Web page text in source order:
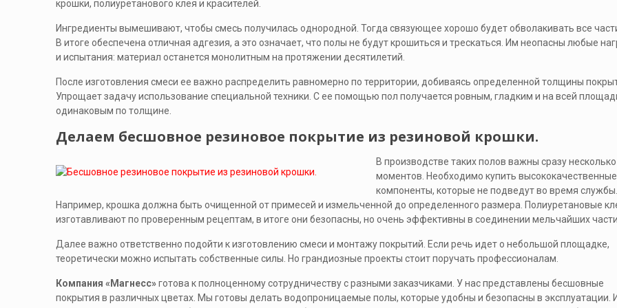
крошки, полиуретанового клея и красителей.
Ингредиенты вымешивают, чтобы смесь получилась однородной. Тогда связующее хорошо будет обволакивать все
В итоге обеспечена отличная адгезия, а это означает, что полы не будут крошиться и трескаться. Им неопасны любые
и испытания: материал останется монолитным на протяжении десятилетий.
После изготовления смеси ее важно распределить равномерно по территории, добиваясь определенной толщины
Упрощает задачу использование специальной техники. С ее помощью пол получается ровным, гладким и на всей
одинаковым по толщине.
Делаем бесшовное резиновое покрытие из резиновой крошки.
В производстве таких полов важны сразу несколько
моментов. Необходимо купить высококачественные
компоненты, которые не подведут во время службы.
Например, крошка должна быть очищенной от примесей и измельченной до определенного размера. Полиуретановые
изготавливают по проверенным рецептам, в итоге они безопасны, но очень эффективны в соединении мельчайших
Далее важно ответственно подойти к изготовлению смеси и монтажу покрытий. Если речь идет о небольшой площадке,
теоретически можно испытать собственные силы. Но грандиозные проекты стоит поручать профессионалам.
Компания «Магнесс»готова к полноценному сотрудничеству с разными заказчиками. У нас представлены бесшовные
покрытия в различных цветах. Мы готовы делать водопроницаемые полы, которые удобны и безопасны в эксплуатации.